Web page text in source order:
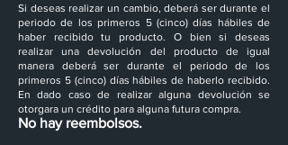
Si deseas realizar un cambio, deberá ser durante el
periodo de los primeros 5 (cinco) días hábiles de
haber recibido tu producto. O bien si deseas
realizar una devolución del producto de igual
manera deberá ser durante el periodo de los
primeros 5 (cinco) días hábiles de haberlo recibido.
En dado caso de realizar alguna devolución se
otorgara un crédito para alguna futura compra.
No hay reembolsos.